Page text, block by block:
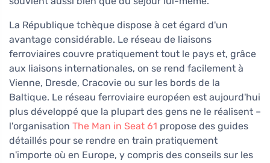
La République tchèque dispose à cet égard d'un
avantage considérable. Le réseau de liaisons
ferroviaires couvre pratiquement tout le pays et, grâce
aux liaisons internationales, on se rend facilement à
Vienne, Dresde, Cracovie ou sur les bords de la
Baltique. Le réseau ferroviaire européen est aujourd'hui
plus développé que la plupart des gens ne le réalisent –
l'organisation The Man in Seat 61 propose des guides
détaillés pour se rendre en train pratiquement
n'importe où en Europe, y compris des conseils sur les